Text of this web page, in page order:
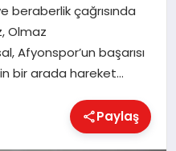
beraberlik çağrısında
Olmaz
Afyonspor’un başarısı
bir arada hareket…
Paylaş